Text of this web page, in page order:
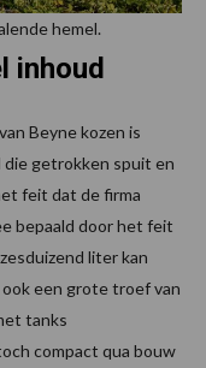
hemel.
inhoud
Beyne kozen is
die getrokken spuit en
feit dat de firma
bepaald door het feit
liter kan
een grote troef van
tanks
compact qua bouw